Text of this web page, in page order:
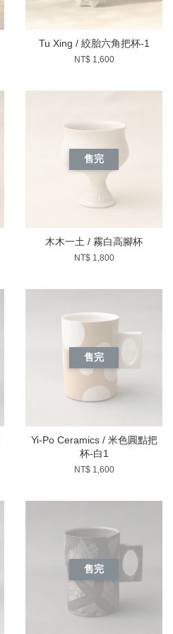
Tu Xing / 絞胎六角把杯-1
NT$ 1,600
售完
木木一土 / 霧白高腳杯
NT$ 1,800
售完
Yi-Po Ceramics / 米色圓點把
杯-白1
NT$ 1,600
售完